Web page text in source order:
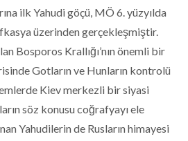
ilk Yahudi göçü, MÖ 6. yüzyılda
üzerinden gerçekleşmiştir.
Bosporos Krallığı’nın önemli bir
Gotların ve Hunların kontrolü
Kiev merkezli bir siyasi
söz konusu coğrafyayı ele
Yahudilerin de Rusların himayesi